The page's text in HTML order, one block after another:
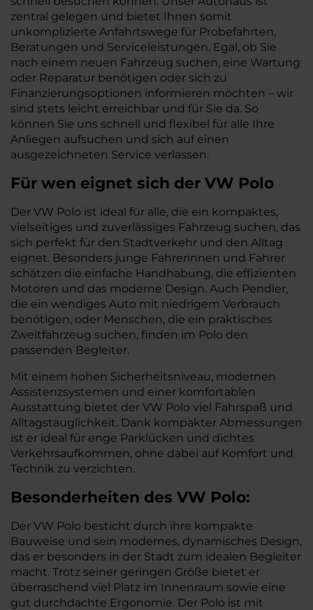
zentral gelegen und bietet Ihnen somit
unkomplizierte Anfahrtswege für Probefahrten,
Beratungen und Serviceleistungen. Egal, ob Sie
nach einem neuen Fahrzeug suchen, eine Wartung
oder Reparatur benötigen oder sich zu
Finanzierungsoptionen informieren möchten – wir
sind stets leicht erreichbar und für Sie da. So
können Sie uns schnell und flexibel für alle Ihre
Anliegen aufsuchen und sich auf einen
ausgezeichneten Service verlassen.
Für wen eignet sich der VW Polo
Der VW Polo ist ideal für alle, die ein kompaktes,
vielseitiges und zuverlässiges Fahrzeug suchen, das
sich perfekt für den Stadtverkehr und den Alltag
eignet. Besonders junge Fahrerinnen und Fahrer
schätzen die einfache Handhabung, die effizienten
Motoren und das moderne Design. Auch Pendler,
die ein wendiges Auto mit niedrigem Verbrauch
benötigen, oder Menschen, die ein praktisches
Zweitfahrzeug suchen, finden im Polo den
passenden Begleiter.
Mit einem hohen Sicherheitsniveau, modernen
Assistenzsystemen und einer komfortablen
Ausstattung bietet der VW Polo viel Fahrspaß und
Alltagstauglichkeit. Dank kompakter Abmessungen
ist er ideal für enge Parklücken und dichtes
Verkehrsaufkommen, ohne dabei auf Komfort und
Technik zu verzichten.
Besonderheiten des VW Polo:
Der VW Polo besticht durch ihre kompakte
Bauweise und sein modernes, dynamisches Design,
das er besonders in der Stadt zum idealen Begleiter
macht. Trotz seiner geringen Größe bietet er
überraschend viel Platz im Innenraum sowie eine
gut durchdachte Ergonomie. Der Polo ist mit